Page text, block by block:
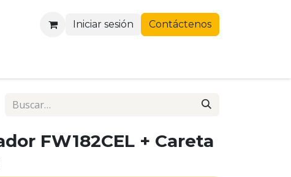
Iniciar sesión Contáctenos
FW182CEL + Careta